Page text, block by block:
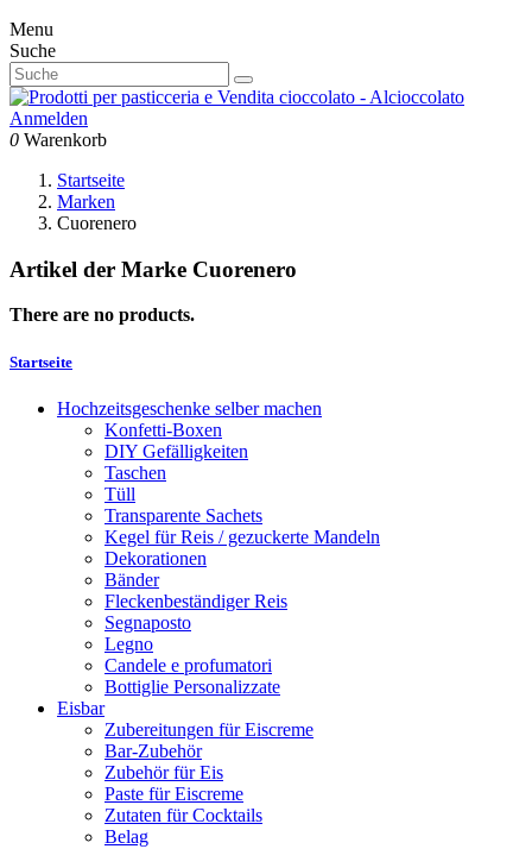
Menu
Suche
Anmelden
0 Warenkorb
Startseite
Marken
Cuorenero
Artikel der Marke Cuorenero
There are no products.
Startseite
Hochzeitsgeschenke selber machen
Konfetti-Boxen
DIY Gefälligkeiten
Taschen
Tüll
Transparente Sachets
Kegel für Reis / gezuckerte Mandeln
Dekorationen
Bänder
Fleckenbeständiger Reis
Segnaposto
Legno
Candele e profumatori
Bottiglie Personalizzate
Eisbar
Zubereitungen für Eiscreme
Bar-Zubehör
Zubehör für Eis
Paste für Eiscreme
Zutaten für Cocktails
Belag